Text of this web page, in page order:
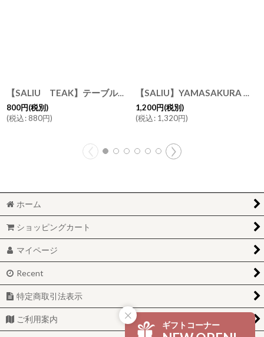
【SALIU TEAK】テーブルフォーク/フォーク/タイ/チーク材/木製/LOLO/サスティナブル
800円(税別)
(税込: 880円)
【SALIU】YAMASAKURA 山桜 道具やすめ 12ｃｍ 山桜材 さくら 天然木 木製 日本製
1,200円(税別)
(税込: 1,320円)
ホーム
ショッピングカート
マイページ
Recent
特定商取引法表示
ご利用案内
ギフトコーナー